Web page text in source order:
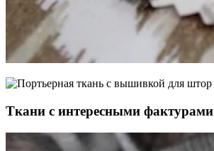
Ткани с интересными фактурами